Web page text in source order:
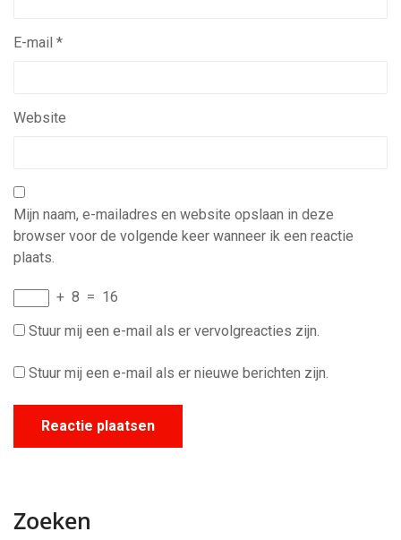
E-mail *
Website
Mijn naam, e-mailadres en website opslaan in deze
browser voor de volgende keer wanneer ik een reactie
plaats.
+ 8 = 16
Stuur mij een e-mail als er vervolgreacties zijn.
Stuur mij een e-mail als er nieuwe berichten zijn.
Zoeken